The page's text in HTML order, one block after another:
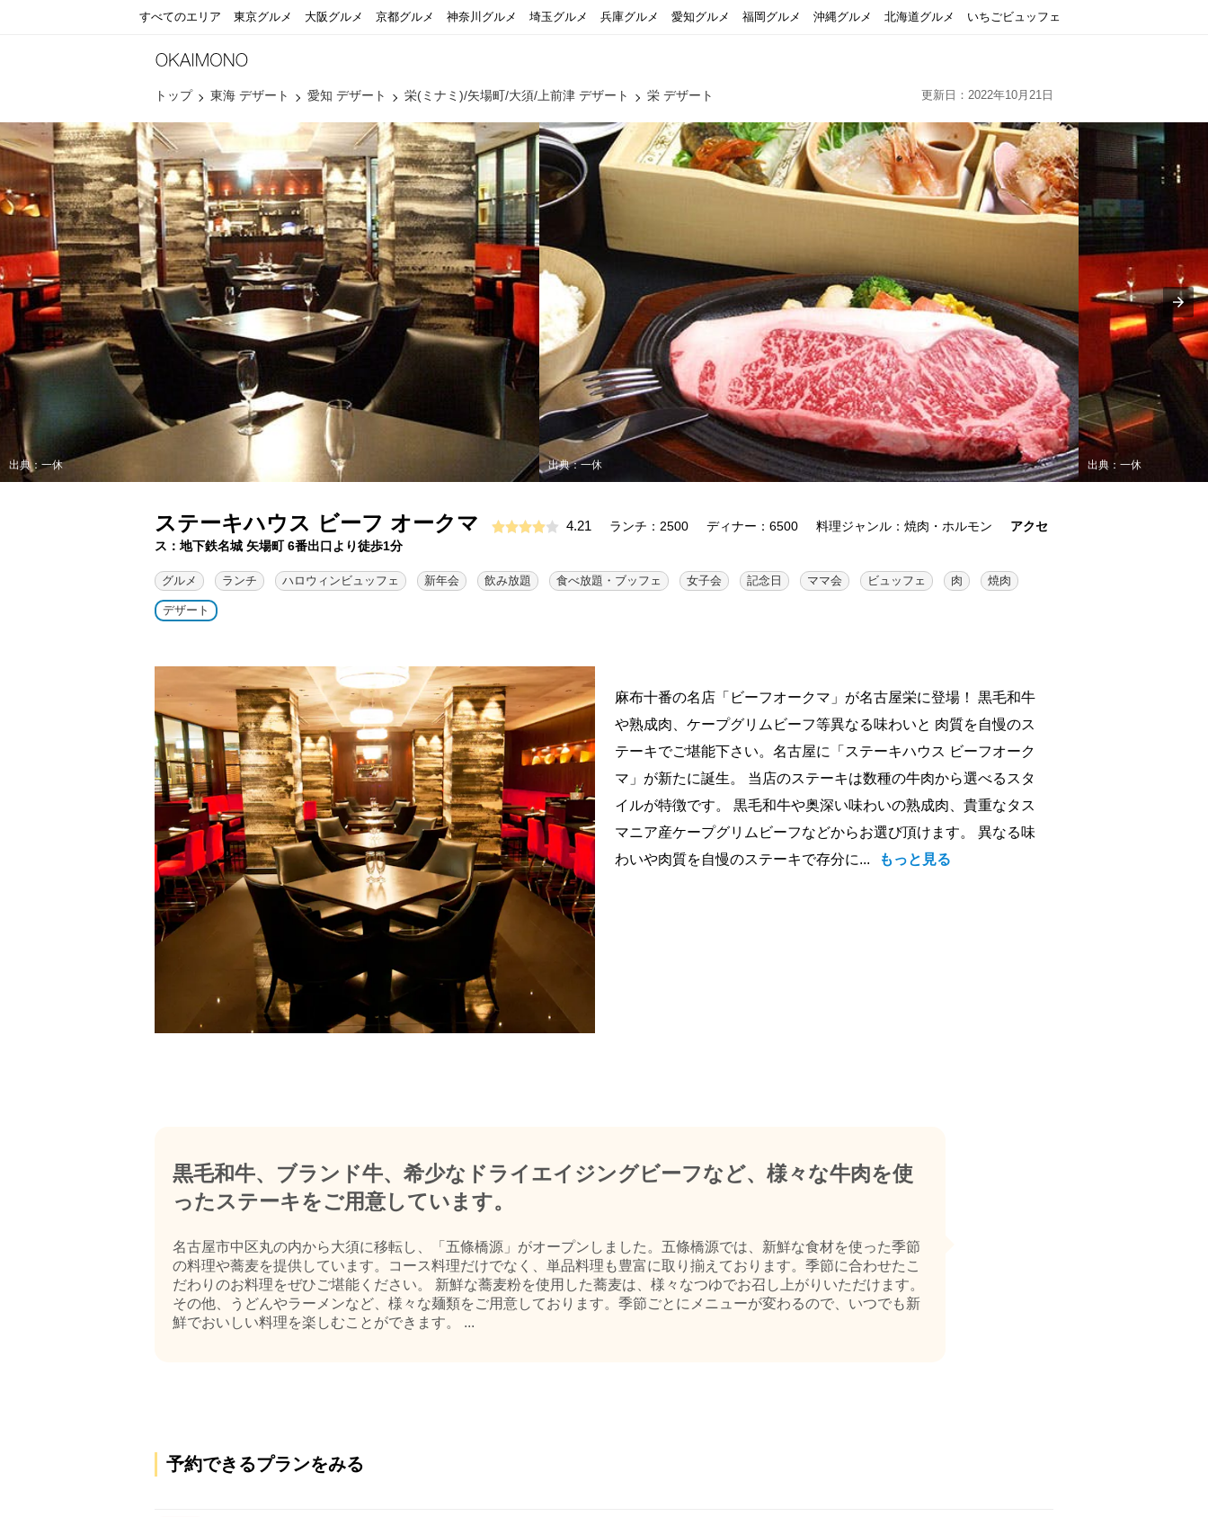
すべてのエリア 東京グルメ 大阪グルメ 京都グルメ 神奈川グルメ 埼玉グルメ 兵庫グルメ 愛知グルメ 福岡グルメ 沖縄グルメ 北海道グルメ いちごビュッフェ
トップ 東海 デザート 愛知 デザート 栄(ミナミ)/矢場町/大須/上前津 デザート 栄 デザート 更新日：2022年10月21日
出典：一休 出典：一休 出典：一休
ステーキハウス ビーフ オークマ 4.21 ランチ：2500 ディナー：6500 料理ジャンル：焼肉・ホルモン
アクセ
ス：地下鉄名城 矢場町 6番出口より徒歩1分
グルメ ランチ ハロウィンビュッフェ 新年会 飲み放題 食べ放題・ブッフェ 女子会 記念日 ママ会 ビュッフェ 肉 焼肉
デザート
麻布十番の名店「ビーフオークマ」が名古屋栄に登場！ 黒毛和牛
や熟成肉、ケープグリムビーフ等異なる味わいと 肉質を自慢のス
テーキでご堪能下さい。名古屋に「ステーキハウス ビーフオーク
マ」が新たに誕生。 当店のステーキは数種の牛肉から選べるスタ
イルが特徴です。 黒毛和牛や奥深い味わいの熟成肉、貴重なタス
マニア産ケープグリムビーフなどからお選び頂けます。 異なる味
わいや肉質を自慢のステーキで存分に...
もっと見る
黒毛和牛、ブランド牛、希少なドライエイジングビーフなど、様々な牛肉を使
ったステーキをご用意しています。
名古屋市中区丸の内から大須に移転し、「五條橋源」がオープンしました。五條橋源では、新鮮な食材を使った季節
の料理や蕎麦を提供しています。コース料理だけでなく、単品料理も豊富に取り揃えております。季節に合わせたこ
だわりのお料理をぜひご堪能ください。 新鮮な蕎麦粉を使用した蕎麦は、様々なつゆでお召し上がりいただけます。
その他、うどんやラーメンなど、様々な麺類をご用意しております。季節ごとにメニューが変わるので、いつでも新
鮮でおいしい料理を楽しむことができます。 ...
予約できるプランをみる